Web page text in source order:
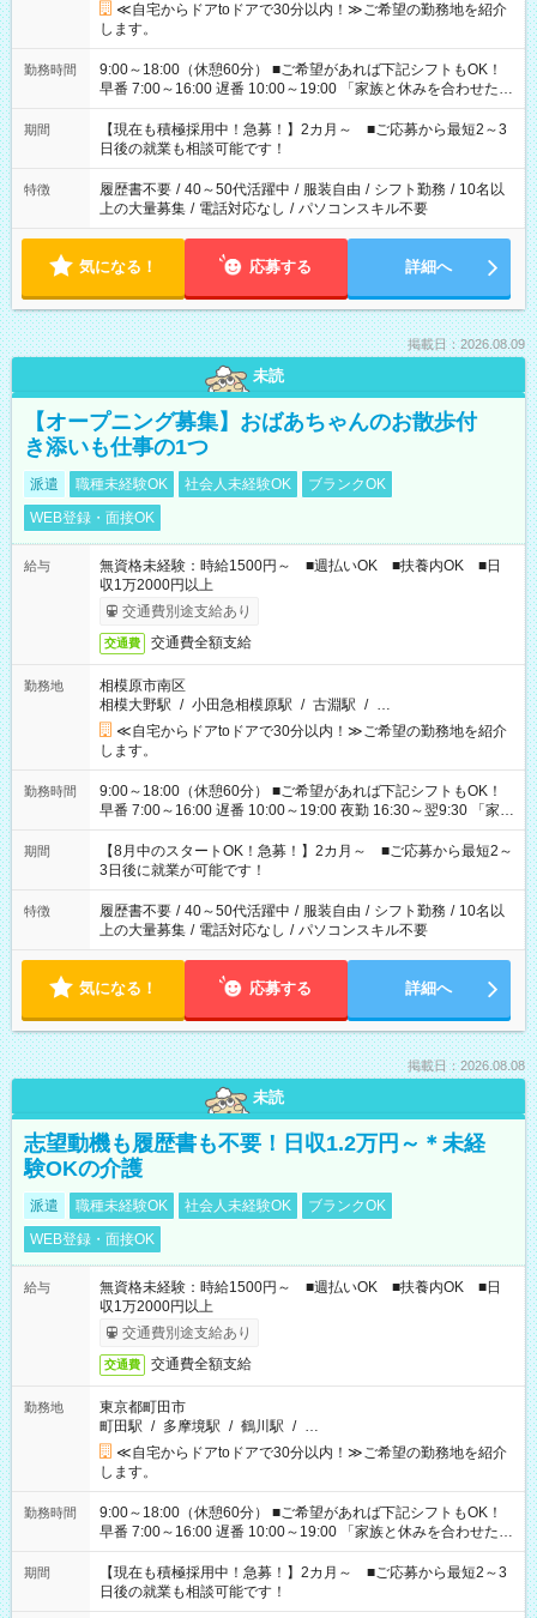
≪自宅からドアtoドアで30分以内！≫ご希望の勤務地を紹介
します。
勤務時間
9:00～18:00（休憩60分） ■ご希望があれば下記シフトもOK！
早番 7:00～16:00 遅番 10:00～19:00 「家族と休みを合わせた
い」 「余裕を持って夕飯の準備がしたい」 「できれば残業はし
たくない」 など、ご希望を教えてくださいね。 ※Wワーク希望
の方へ 今ご覧のお仕事で希望する勤務時間と、もう1つのお仕事
の勤務時間。 合計で週40時間を超える場合は応募できません。
期間
【現在も積極採用中！急募！】2カ月～ ■ご応募から最短2～3
日後の就業も相談可能です！
特徴 履歴書不要 / 40～50代活躍中 / 服装自由 / シフト勤務 / 10名以
上の大量募集 / 電話対応なし / パソコンスキル不要
気になる！ 応募する 詳細へ
掲載日：2026.08.09
未読
【オープニング募集】おばあちゃんのお散歩付
き添いも仕事の1つ
派遣 職種未経験OK 社会人未経験OK
ブランクOK
WEB登録・面接OK
給与
無資格未経験：時給1500円～ ■週払いOK ■扶養内OK ■日
収1万2000円以上
交通費別途支給あり
交通費 交通費全額支給
勤務地
相模原市南区
相模大野駅 / 小田急相模原駅 / 古淵駅 / …
≪自宅からドアtoドアで30分以内！≫ご希望の勤務地を紹介
します。
勤務時間
9:00～18:00（休憩60分） ■ご希望があれば下記シフトもOK！
早番 7:00～16:00 遅番 10:00～19:00 夜勤 16:30～翌9:30 「家族
と休みを合わせたい」 「余裕を持って夕飯の準備がしたい」
「できれば残業はしたくない」 など、ご希望を教えてください
ね。 ※Wワーク希望の方へ 今ご覧のお仕事で希望する勤務時間
と、もう1つのお仕事の勤務時間。 合計で週40時間を超える場
合は応募できません。
期間
【8月中のスタートOK！急募！】2カ月～ ■ご応募から最短2～
3日後に就業が可能です！
特徴 履歴書不要 / 40～50代活躍中 / 服装自由 / シフト勤務 / 10名以
上の大量募集 / 電話対応なし / パソコンスキル不要
気になる！ 応募する 詳細へ
掲載日：2026.08.08
未読
志望動機も履歴書も不要！日収1.2万円～＊未経
験OKの介護
派遣 職種未経験OK 社会人未経験OK
ブランクOK
WEB登録・面接OK
給与
無資格未経験：時給1500円～ ■週払いOK ■扶養内OK ■日
収1万2000円以上
交通費別途支給あり
交通費 交通費全額支給
勤務地
東京都町田市
町田駅 / 多摩境駅 / 鶴川駅 / …
≪自宅からドアtoドアで30分以内！≫ご希望の勤務地を紹介
します。
勤務時間
9:00～18:00（休憩60分） ■ご希望があれば下記シフトもOK！
早番 7:00～16:00 遅番 10:00～19:00 「家族と休みを合わせた
い」 「余裕を持って夕飯の準備がしたい」 「できれば残業はし
たくない」 など、ご希望を教えてくださいね。 ※Wワーク希望
の方へ 今ご覧のお仕事で希望する勤務時間と、もう1つのお仕事
の勤務時間。 合計で週40時間を超える場合は応募できません。
期間
【現在も積極採用中！急募！】2カ月～ ■ご応募から最短2～3
日後の就業も相談可能です！